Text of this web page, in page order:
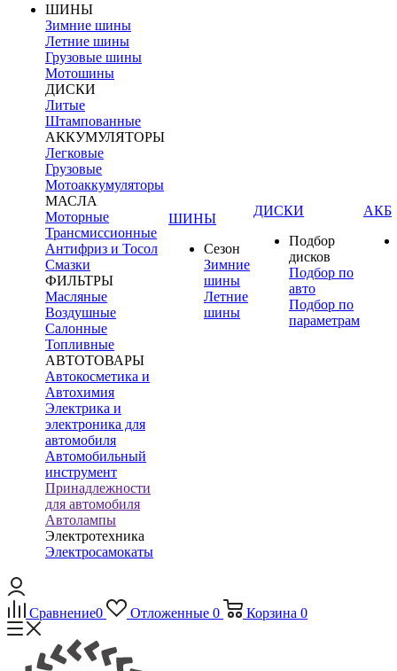
ШИНЫ
Зимние шины
Летние шины
Грузовые шины
Мотошины
ДИСКИ
Литые
Штампованные
АККУМУЛЯТОРЫ
Легковые
Грузовые
Мотоаккумуляторы
МАСЛА
Моторные
Трансмиссионные
Антифриз и Тосол
Смазки
ФИЛЬТРЫ
Масляные
Воздушные
Салонные
Топливные
АВТОТОВАРЫ
Автокосметика и
Автохимия
Электрика и
электроника для
автомобиля
Автомобильный
инструмент
Принадлежности
для автомобиля
Автолампы
Электротехника
Электросамокаты
ШИНЫ
Сезон
Зимние
шины
Летние
шины
ДИСКИ
Подбор
дисков
Подбор по
авто
Подбор по
параметрам
АКБ
Сравнение0 Отложенные 0 Корзина 0